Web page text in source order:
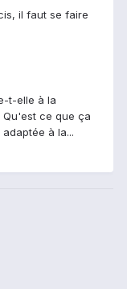
il faut se faire
t-elle à la
ce que ça
à la...